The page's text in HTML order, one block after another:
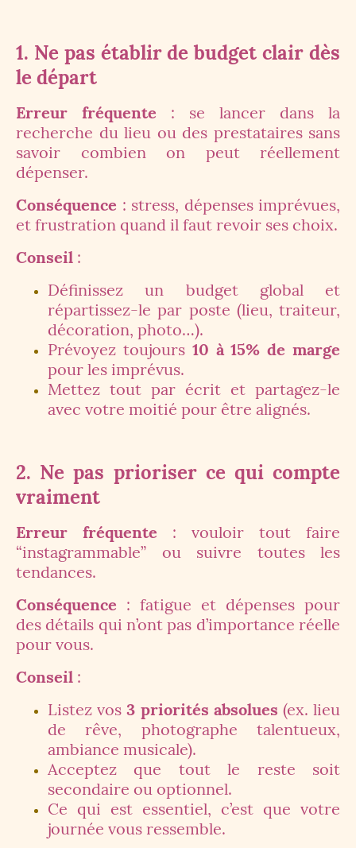
1. Ne pas établir de budget clair dès
le départ
Erreur fréquente : se lancer dans la
recherche du lieu ou des prestataires sans
savoir combien on peut réellement
dépenser.
Conséquence : stress, dépenses imprévues,
et frustration quand il faut revoir ses choix.
Conseil :
Définissez un budget global et
répartissez-le par poste (lieu, traiteur,
décoration, photo…).
Prévoyez toujours 10 à 15% de marge
pour les imprévus.
Mettez tout par écrit et partagez-le
avec votre moitié pour être alignés.
2. Ne pas prioriser ce qui compte
vraiment
Erreur fréquente : vouloir tout faire
“instagrammable” ou suivre toutes les
tendances.
Conséquence : fatigue et dépenses pour
des détails qui n’ont pas d’importance réelle
pour vous.
Conseil :
Listez vos3 priorités absolues (ex. lieu
de rêve, photographe talentueux,
ambiance musicale).
Acceptez que tout le reste soit
secondaire ou optionnel.
Ce qui est essentiel, c’est que votre
journée vous ressemble.